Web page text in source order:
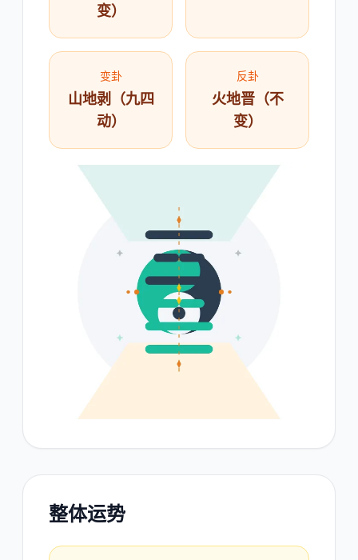
变）
变卦
山地剥（九四
动）
反卦
火地晋（不
变）
整体运势